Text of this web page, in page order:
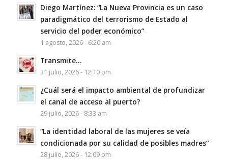
Diego Martínez: “La Nueva Provincia es un caso
paradigmático del terrorismo de Estado al
servicio del poder económico”
1 agosto, 2026 - 6:20 am
Transmite…
31 julio, 2026 - 12:10 pm
¿Cuál será el impacto ambiental de profundizar
el canal de acceso al puerto?
29 julio, 2026 - 8:33 am
“La identidad laboral de las mujeres se veía
condicionada por su calidad de posibles madres”
28 julio, 2026 - 12:09 pm